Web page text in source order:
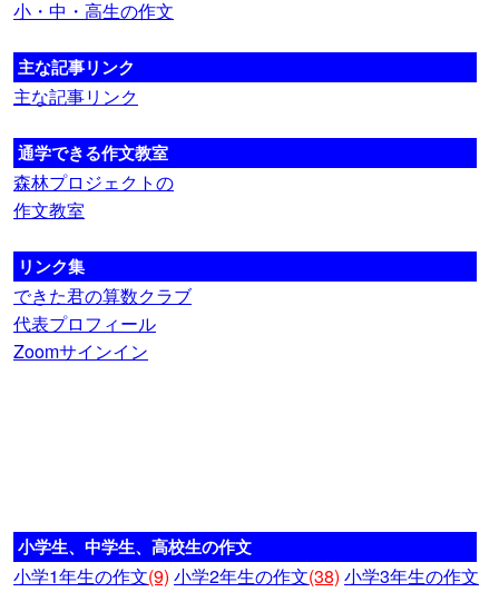
小・中・高生の作文
主な記事リンク
主な記事リンク
通学できる作文教室
森林プロジェクトの
作文教室
リンク集
できた君の算数クラブ
代表プロフィール
Zoomサインイン
小学生、中学生、高校生の作文
小学1年生の作文(9) 小学2年生の作文(38) 小学3年生の作文